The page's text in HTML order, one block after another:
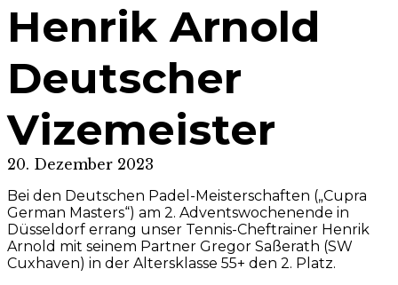
Henrik Arnold
Deutscher
Vizemeister
20. Dezember 2023
Bei den Deutschen Padel-Meisterschaften („Cupra
German Masters“) am 2. Adventswochenende in
Düsseldorf errang unser Tennis-Cheftrainer Henrik
Arnold mit seinem Partner Gregor Saßerath (SW
Cuxhaven) in der Altersklasse 55+ den 2. Platz.